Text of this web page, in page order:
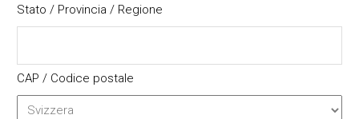
Stato / Provincia / Regione
CAP / Codice postale